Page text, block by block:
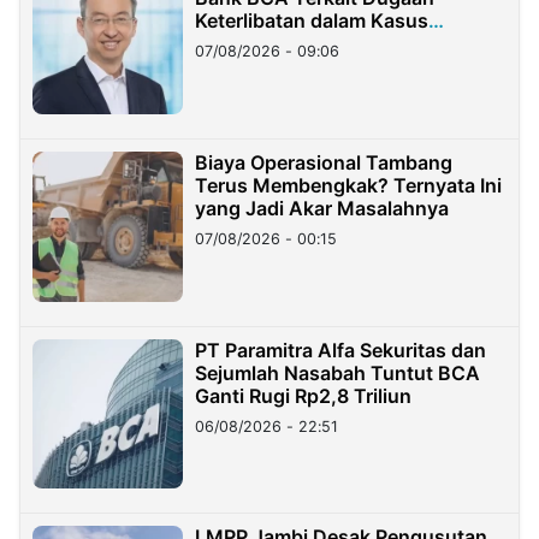
Keterlibatan dalam Kasus
Hilangnya Dana Nasabah Rp2,58
Miliar
07/08/2026 - 09:06
Biaya Operasional Tambang
Terus Membengkak? Ternyata Ini
yang Jadi Akar Masalahnya
07/08/2026 - 00:15
PT Paramitra Alfa Sekuritas dan
Sejumlah Nasabah Tuntut BCA
Ganti Rugi Rp2,8 Triliun
06/08/2026 - 22:51